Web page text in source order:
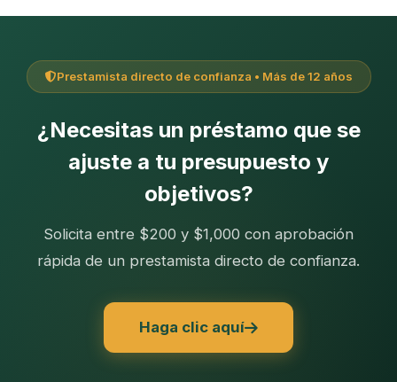
Prestamista directo de confianza • Más de 12 años
¿Necesitas un préstamo que se
ajuste a tu presupuesto y
objetivos?
Solicita entre $200 y $1,000 con aprobación
rápida de un prestamista directo de confianza.
Haga clic aquí